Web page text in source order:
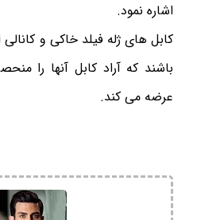
اشاره نمود.
کابل های ژله فیلد خاکی و
باشند که آراد کابل آنها را
عرضه می کند.